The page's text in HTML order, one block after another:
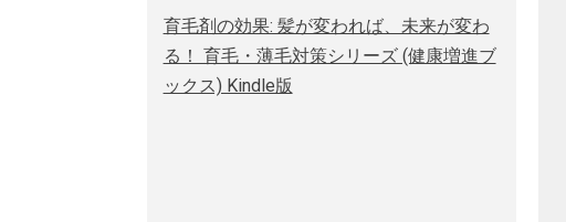
育毛剤の効果: 髪が変われば、未来が変わ
る！ 育毛・薄毛対策シリーズ (健康増進ブ
ックス) Kindle版